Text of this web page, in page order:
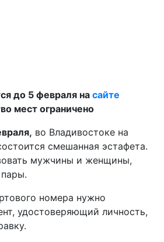
до 5 февраля на сайте
мест ограничено
во Владивостоке на
смешанная эстафета.
мужчины и женщины,
номера нужно
удостоверяющий личность,